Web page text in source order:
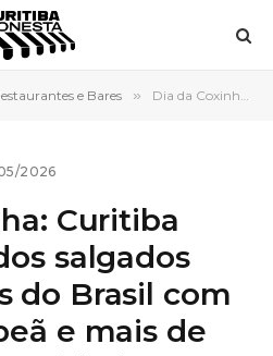
e Bares » Dia da Coxinha: Curitiba celebra um dos salgados mais amados do Brasil com receita campeã e mais de 1,3 milhão de unidades vendidas
2026
Curitiba
salgados
do Brasil com
e mais de